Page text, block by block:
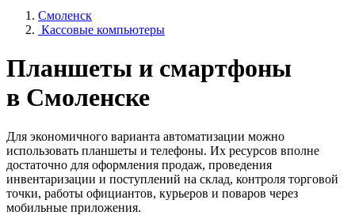
Смоленск
Кассовые компьютеры
Планшеты и смартфоны
в Смоленске
Для экономичного варианта автоматизации можно
использовать планшеты и телефоны. Их ресурсов вполне
достаточно для оформления продаж, проведения
инвентаризации и поступлений на склад, контроля торговой
точки, работы официантов, курьеров и поваров через
мобильные приложения.